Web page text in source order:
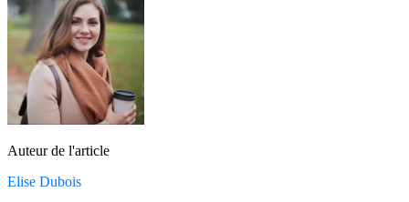
Auteur de l'article
Elise Dubois